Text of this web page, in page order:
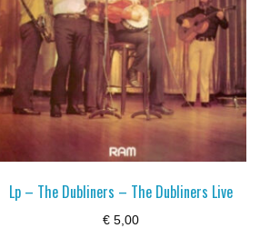
Lp – The Dubliners – The Dubliners Live
€ 5,00